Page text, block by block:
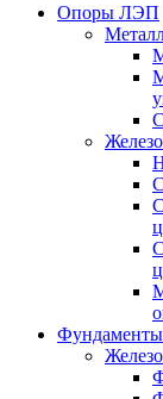
Опоры ЛЭП